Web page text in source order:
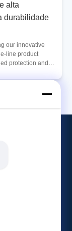
alta
durabilidade
our innovative
line product
protection and
to incorporate
ensuring
With its
for a wide